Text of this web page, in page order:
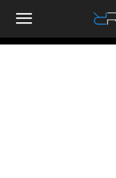
RallyandRaces.com